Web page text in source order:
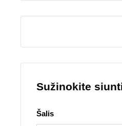
Sužinokite
Šalis